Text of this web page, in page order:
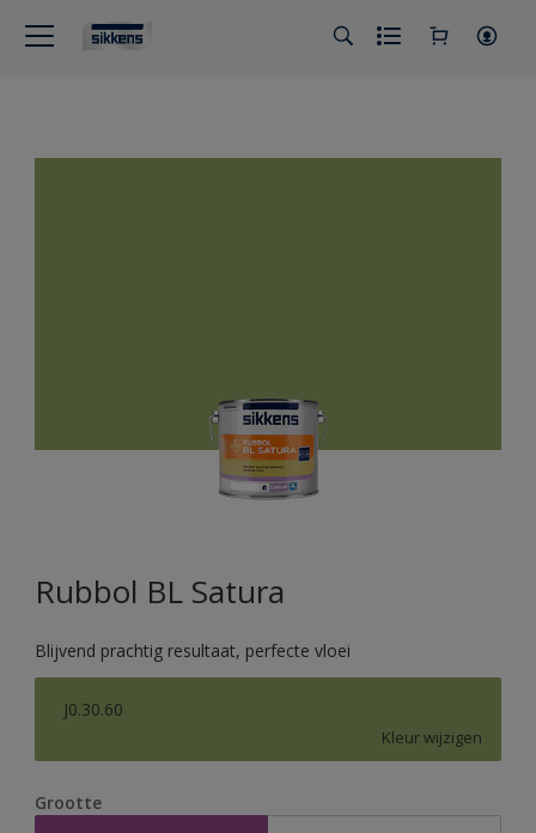
Rubbol BL Satura
Blijvend prachtig resultaat, perfecte vloei
J0.30.60
Kleur wijzigen
Grootte